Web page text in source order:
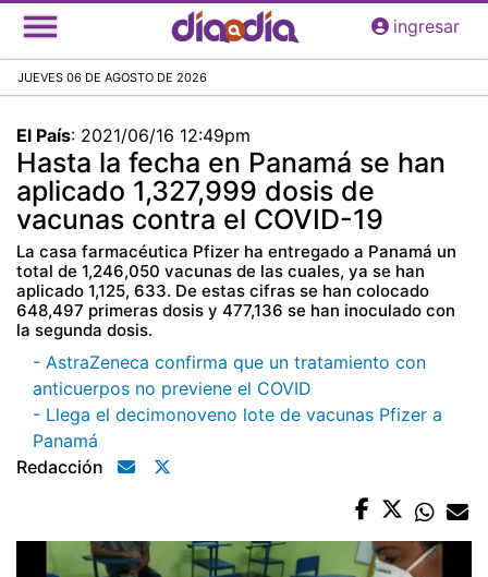
Pasar
al
principal
ingresar
JUEVES 06 DE AGOSTO DE 2026
El País: 2021/06/16 12:49pm
Hasta la fecha en Panamá se han
aplicado 1,327,999 dosis de
vacunas contra el COVID-19
La casa farmacéutica Pfizer ha entregado a Panamá un
total de 1,246,050 vacunas de las cuales, ya se han
aplicado 1,125, 633. De estas cifras se han colocado
648,497 primeras dosis y 477,136 se han inoculado con
la segunda dosis.
- AstraZeneca confirma que un tratamiento con
anticuerpos no previene el COVID
- Llega el decimonoveno lote de vacunas Pfizer a
Panamá
Redacción